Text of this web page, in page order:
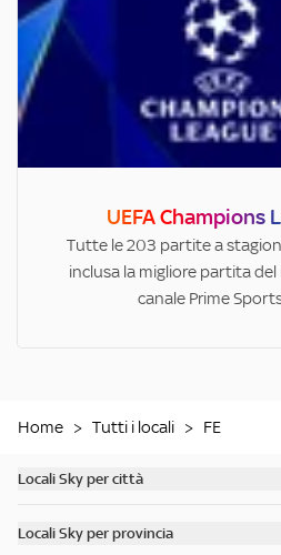
UEFA Champions
Tutte le 203 partite a
inclusa la migliore partita
canale Prime
Home > Tutti i locali > FE
Locali Sky per città
Scopri tutti i bar di Roma
Locali Sky per provincia